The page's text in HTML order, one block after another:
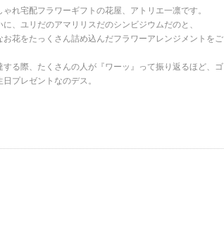
れ宅配フラワーギフトの花屋、アトリエ一凛です。
、ユリだのアマリリスだのシンビジウムだのと、
お花をたっくさん詰め込んだフラワーアレンジメントをご
する際、たくさんの人が『ワーッ』って振り返るほど、ゴ
プレゼントなのデス。